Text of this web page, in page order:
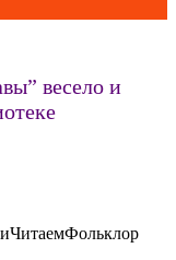
весело и